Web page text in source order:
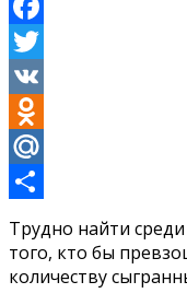
Facebook
Twitter
VK
Odnoklassniki
Mail.Ru
Отправить
Трудно найти среди
того, кто бы
количеству